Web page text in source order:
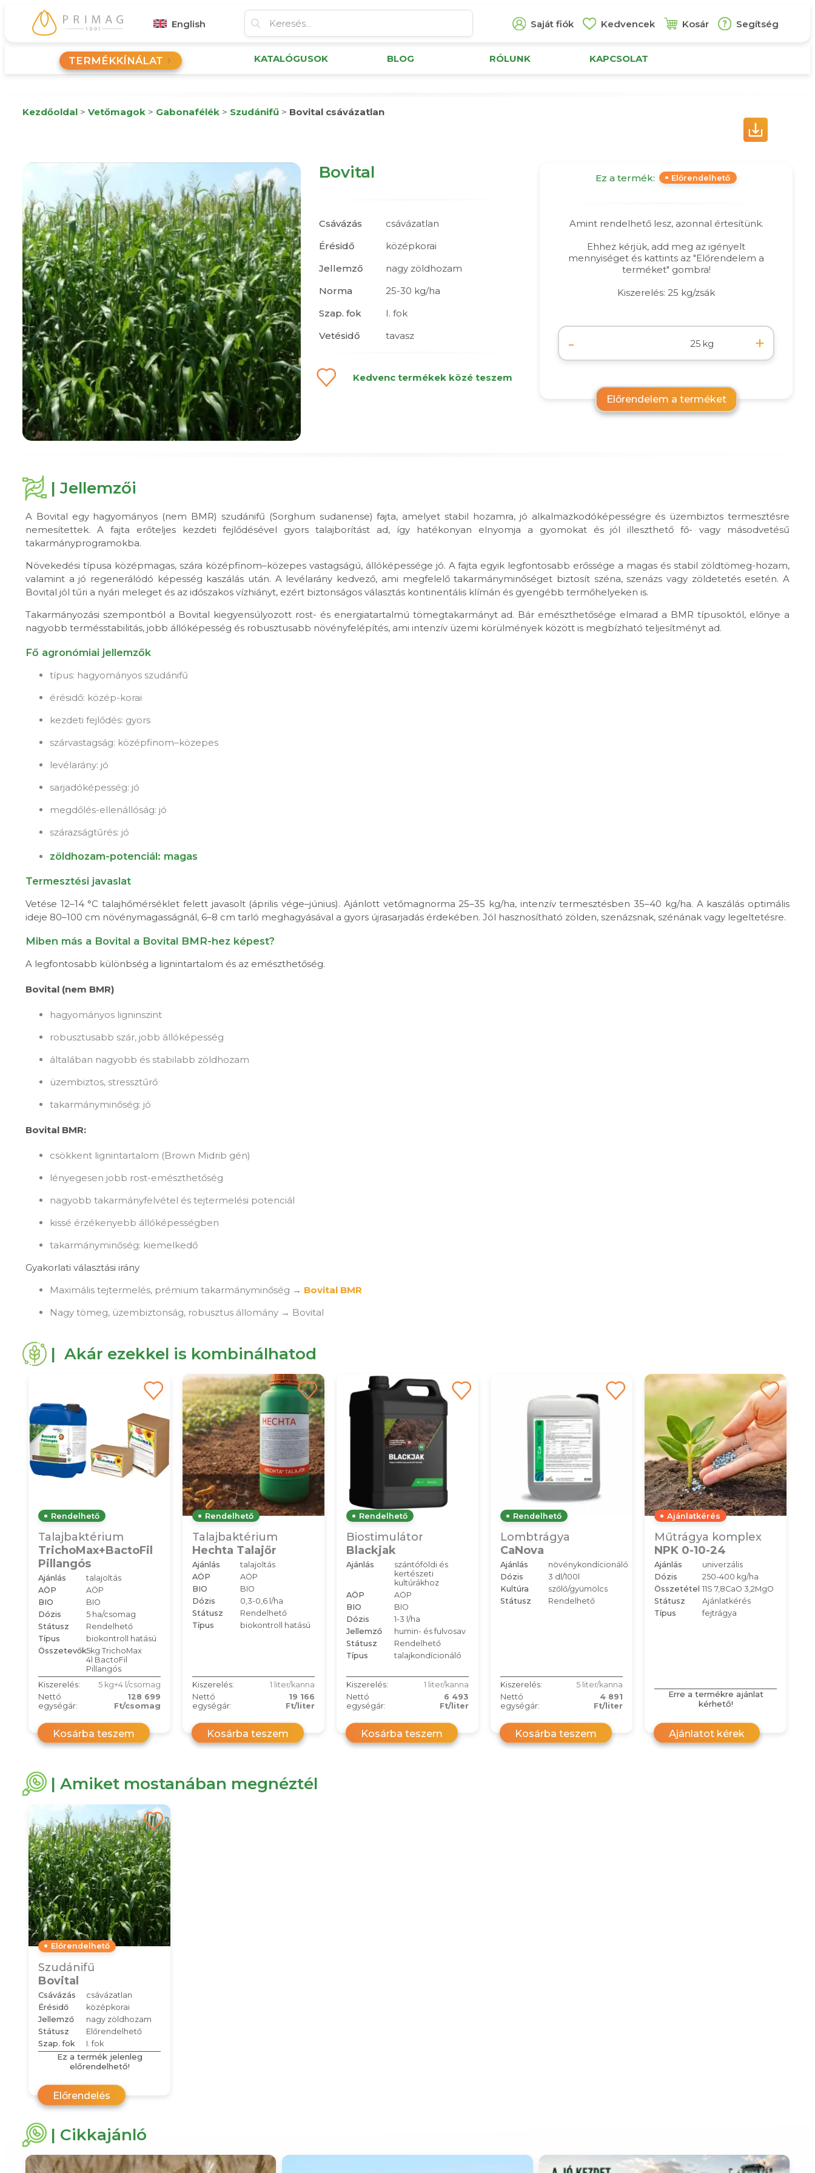
English Saját fiók Kedvencek Kosár Segítség
TERMÉKKÍNÁLAT KATALÓGUSOK BLOG RÓLUNK KAPCSOLAT
Kezdőoldal > Vetőmagok > Gabonafélék > Szudánifű > Bovital csávázatlan
Bovital
Csávázás
csávázatlan
Érésidő
középkorai
Jellemző
nagy zöldhozam
Norma
25-30 kg/ha
Szap. fok
I. fok
Vetésidő
tavasz
Kedvenc termékek közé teszem
Ez a termék: Előrendelhető
Amint rendelhető lesz, azonnal értesítünk.
Ehhez kérjük, add meg az igényelt
mennyiséget és kattints az "Előrendelem a
terméket" gombra!
Kiszerelés: 25 kg/zsák
- kg +
Előrendelem a terméket
| Jellemzői
A Bovital egy hagyományos (nem BMR) szudánifű (Sorghum sudanense) fajta, amelyet stabil hozamra, jó alkalmazkodóképességre és üzembiztos termesztésre
nemesítettek. A fajta erőteljes kezdeti fejlődésével gyors talajborítást ad, így hatékonyan elnyomja a gyomokat és jól illeszthető fő- vagy másodvetésű
takarmányprogramokba.
Növekedési típusa középmagas, szára középfinom–közepes vastagságú, állóképessége jó. A fajta egyik legfontosabb erőssége a magas és stabil zöldtömeg-hozam,
valamint a jó regenerálódó képesség kaszálás után. A levélarány kedvező, ami megfelelő takarmányminőséget biztosít széna, szenázs vagy zöldetetés esetén. A
Bovital jól tűri a nyári meleget és az időszakos vízhiányt, ezért biztonságos választás kontinentális klímán és gyengébb termőhelyeken is.
Takarmányozási szempontból a Bovital kiegyensúlyozott rost- és energiatartalmú tömegtakarmányt ad. Bár emészthetősége elmarad a BMR típusoktól, előnye a
nagyobb termésstabilitás, jobb állóképesség és robusztusabb növényfelépítés, ami intenzív üzemi körülmények között is megbízható teljesítményt ad.
Fő agronómiai jellemzők
típus: hagyományos szudánifű
érésidő: közép-korai
kezdeti fejlődés: gyors
szárvastagság: középfinom–közepes
levélarány: jó
sarjadóképesség: jó
megdőlés-ellenállóság: jó
szárazságtűrés: jó
zöldhozam-potenciál: magas
Termesztési javaslat
Vetése 12–14 °C talajhőmérséklet felett javasolt (április vége–június). Ajánlott vetőmagnorma 25–35 kg/ha, intenzív termesztésben 35–40 kg/ha. A kaszálás optimális
ideje 80–100 cm növénymagasságnál, 6–8 cm tarló meghagyásával a gyors újrasarjadás érdekében. Jól hasznosítható zölden, szenázsnak, szénának vagy legeltetésre.
Miben más a Bovital a Bovital BMR-hez képest?
A legfontosabb különbség a lignintartalom és az emészthetőség.
Bovital (nem BMR)
hagyományos ligninszint
robusztusabb szár, jobb állóképesség
általában nagyobb és stabilabb zöldhozam
üzembiztos, stressztűrő
takarmányminőség: jó
Bovital BMR:
csökkent lignintartalom (Brown Midrib gén)
lényegesen jobb rost-emészthetőség
nagyobb takarmányfelvétel és tejtermelési potenciál
kissé érzékenyebb állóképességben
takarmányminőség: kiemelkedő
Gyakorlati választási irány
Maximális tejtermelés, prémium takarmányminőség → Bovital BMR
Nagy tömeg, üzembiztonság, robusztus állomány → Bovital
| Akár ezekkel is kombinálhatod
Rendelhető
Talajbaktérium
TrichoMax+BactoFil
Pillangós
Ajánlás
talajoltás
AÖP
AÖP
BIO
BIO
Dózis
5 ha/csomag
Státusz
Rendelhető
Típus
biokontroll hatású
Összetevők5kg TrichoMax
4l BactoFil
Pillangós
Kiszerelés:
5 kg+4 l/csomag
Nettó
egységár:
128 699
Ft/csomag
Kosárba teszem
Rendelhető
Talajbaktérium
Hechta Talajőr
Ajánlás
talajoltás
AÖP
AÖP
BIO
BIO
Dózis
0,3-0,6 l/ha
Státusz
Rendelhető
Típus
biokontroll hatású
Kiszerelés:
1 liter/kanna
Nettó
egységár:
19 166
Ft/liter
Kosárba teszem
Rendelhető
Biostimulátor
Blackjak
Ajánlás
szántóföldi és
kertészeti
kultúrákhoz
AÖP
AÖP
BIO
BIO
Dózis
1-3 l/ha
Jellemző
humin- és fulvosav
Státusz
Rendelhető
Típus
talajkondícionáló
Kiszerelés:
1 liter/kanna
Nettó
egységár:
6 493
Ft/liter
Kosárba teszem
Rendelhető
Lombtrágya
CaNova
Ajánlás
növénykondícionáló
Dózis
3 dl/100l
Kultúra
szőlő/gyümölcs
Státusz
Rendelhető
Kiszerelés:
5 liter/kanna
Nettó
egységár:
4 891
Ft/liter
Kosárba teszem
Ajánlatkérés
Műtrágya komplex
NPK 0-10-24
Ajánlás
univerzális
Dózis
250-400 kg/ha
Összetétel 11S 7,8CaO 3,2MgO
Státusz
Ajánlatkérés
Típus
fejtrágya
Erre a termékre ajánlat
kérhető!
Ajánlatot kérek
| Amiket mostanában megnéztél
Előrendelhető
Szudánifű
Bovital
Csávázás
csávázatlan
Érésidő
középkorai
Jellemző
nagy zöldhozam
Státusz
Előrendelhető
Szap. fok
I. fok
Ez a termék jelenleg
előrendelhető!
Előrendelés
| Cikkajánló